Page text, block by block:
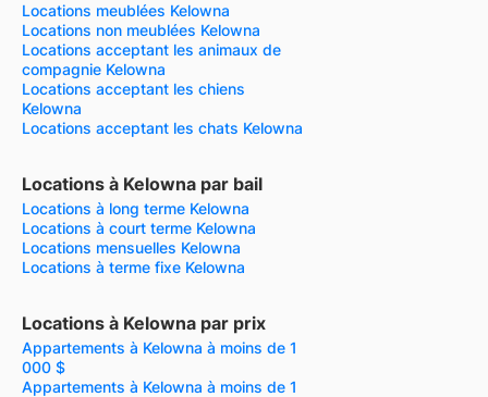
Locations meublées Kelowna
Locations non meublées Kelowna
Locations acceptant les animaux de
compagnie Kelowna
Locations acceptant les chiens
Kelowna
Locations acceptant les chats Kelowna
Locations à Kelowna par bail
Locations à long terme Kelowna
Locations à court terme Kelowna
Locations mensuelles Kelowna
Locations à terme fixe Kelowna
Locations à Kelowna par prix
Appartements à Kelowna à moins de 1
000 $
Appartements à Kelowna à moins de 1